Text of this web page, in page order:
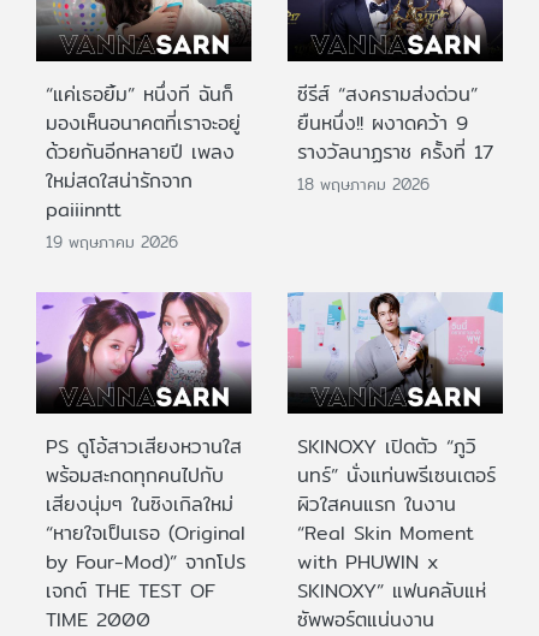
“แค่เธอยิ้ม” หนึ่งที ฉันก็
มองเห็นอนาคตที่เราจะอยู่
ด้วยกันอีกหลายปี เพลง
ใหม่สดใสน่ารักจาก
paiiinntt
19 พฤษภาคม 2026
ซีรีส์ “สงครามส่งด่วน”
ยืนหนึ่ง!! ผงาดคว้า 9
รางวัลนาฏราช ครั้งที่ 17
18 พฤษภาคม 2026
PS ดูโอ้สาวเสียงหวานใส
พร้อมสะกดทุกคนไปกับ
เสียงนุ่มๆ ในซิงเกิลใหม่
“หายใจเป็นเธอ (Original
by Four-Mod)” จากโปร
เจกต์ THE TEST OF
TIME 2000
SKINOXY เปิดตัว “ภูวิ
นทร์” นั่งแท่นพรีเซนเตอร์
ผิวใสคนแรก ในงาน
“Real Skin Moment
with PHUWIN x
SKINOXY” แฟนคลับแห่
ซัพพอร์ตแน่นงาน